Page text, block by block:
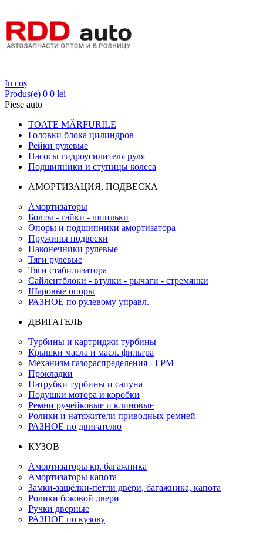
In coș
Produs(e) 0 0 lei
Piese auto
TOATE MĂRFURILE
Головки блока цилиндров
Рейки рулевые
Насосы гидроусилителя руля
Подшипники и ступицы колеса
АМОРТИЗАЦИЯ, ПОДВЕСКА
Амортизаторы
Болты - гайки - шпильки
Опоры и подшипники амортизатора
Пружины подвески
Наконечники рулевые
Тяги рулевые
Тяги стабилизатора
Сайлентблоки - втулки - рычаги - стремянки
Шаровые опоры
РАЗНОЕ по рулевому управл.
ДВИГАТЕЛЬ
Турбины и картриджи турбины
Крышки масла и масл. фильтра
Механизм газораспределения - ГРМ
Прокладки
Патрубки турбины и сапуна
Подушки мотора и коробки
Ремни ручейковые и клиновые
Ролики и натяжители приводных ремней
РАЗНОЕ по двигателю
КУЗОВ
Амортизаторы кр. багажника
Амортизаторы капота
Замки-защёлки-петли двери, багажника, капота
Ролики боковой двери
Ручки дверные
РАЗНОЕ по кузову